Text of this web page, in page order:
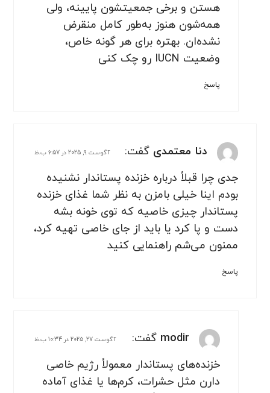
هستن و برخی جمعیتشون پایینه، ولی
همه‌شون هنوز به‌طور کامل منقرض
نشده‌ان. بهتره برای هر گونه خاص،
وضعیت IUCN رو چک کنی
پاسخ
دنا معتمدی گفت: آگوست 9, 2025 در 6:57 ب.ظ
جدی چرا قبلاً درباره خزنده پستاندار نشنیده
بودم اینا خیلی بامزن به نظر شما غذای خزنده
پستاندار چیزی خاصیه که توی خونه بشه
دست و پا کرد یا باید از جای خاصی تهیه کرد،
ممنون می‌شم راهنمایی کنید
پاسخ
modir گفت: آگوست 27, 2025 در 10:34 ب.ظ
خزنده‌های پستاندار معمولاً رژیم خاصی
دارن مثل حشرات، کرم‌ها یا غذای آماده